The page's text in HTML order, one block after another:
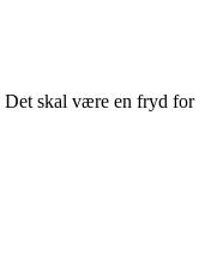
Det skal være en fryd for